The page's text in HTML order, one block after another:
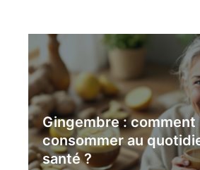
Gingembre : comment
consommer au
santé ?